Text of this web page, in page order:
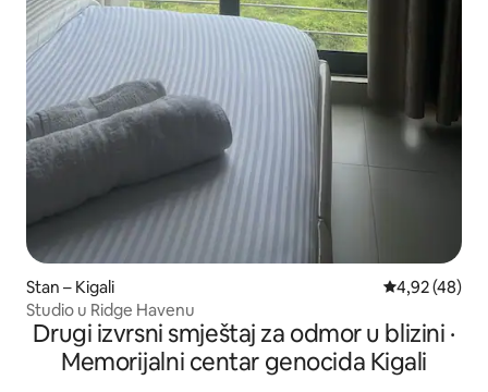
Stan – Kigali Prosječna
4,92 (48)
Studio u Ridge Havenu
Drugi izvrsni smještaj za odmor u blizini ·
Memorijalni centar genocida Kigali